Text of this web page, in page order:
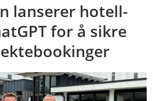
lanserer hotell-
for å sikre